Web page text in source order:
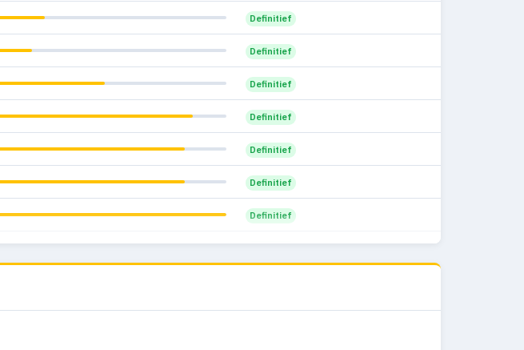
1
5
2
1
Definitief
Definitief
Definitief
Definitief
Definitief
Definitief
Definitief